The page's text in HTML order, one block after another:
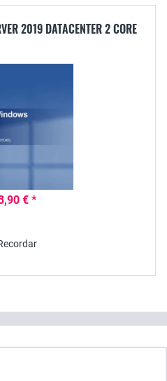
2019 DATACENTER 2 CORE
€ *